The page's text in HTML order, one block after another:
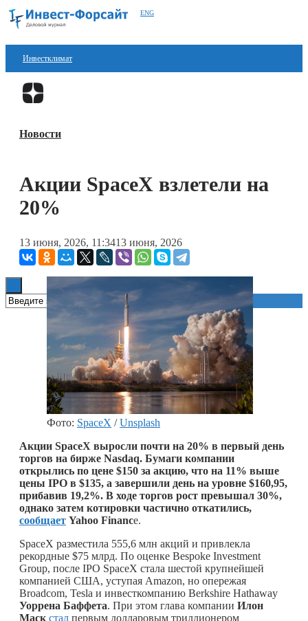
ENG
Инвестклимат
Финансы
Блокчейн
Технологии
Книги
Новости
Акции SpaceX взлетели на
20%
13 июня, 2026, 11:3413 июня, 2026
Фото: SpaceX /Unsplash
Акции SpaceX выросли почти на 20% в первый день
торгов на бирже Nasdaq. Бумаги компании
открылись по цене $150 за акцию, что на 11% выше
цены IPO в $135, а завершили день на уровне $160,95,
прибавив 19,2%. В ходе торгов рост превышал 30%,
однако затем котировки частично откатились,
сообщает Yahoo Finance.
SpaceX разместила 555,6 млн акций и привлекла
рекордные $75 млрд. По оценке Bespoke Investment
Group, после IPO SpaceX стала шестой крупнейшей
компанией США, уступая Amazon, но опережая
Broadcom, Tesla и инвесткомпанию Berkshire Hathaway
Уоррена Баффета. При этом глава компании Илон
Маск стал первым долларовым триллионером